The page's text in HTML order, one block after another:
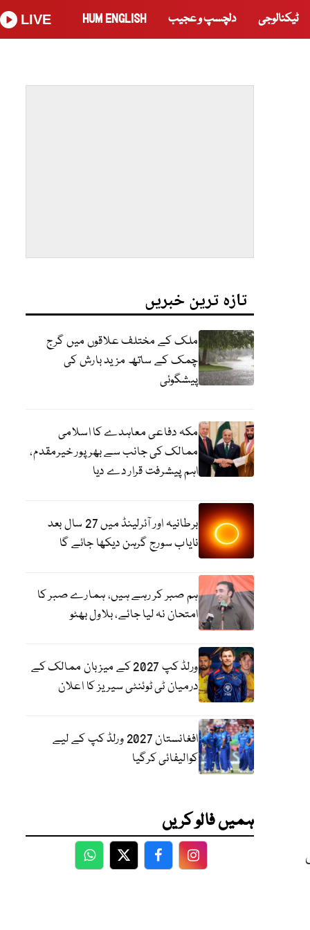
ٹیکنالوجی دلچسپ و عجیب HUM ENGLISH
LIVE
تازہ ترین خبریں
ملک کے مختلف علاقوں میں گرج
چمک کے ساتھ مزید بارش کی
پیشگوئی
مکہ دفاعی معاہدے کا اسلامی
ممالک کی جانب سے بھرپور خیرمقدم،
اہم پیشرفت قرار دے دیا
برطانیہ اور آئرلینڈ میں 27 سال بعد
نایاب سورج گرہن دیکھا جائے گا
ہم صبر کر رہے ہیں، ہمارے صبر کا
امتحان نہ لیا جائے، بلاول بھٹو
ورلڈ کپ 2027 کے میزبان ممالک کے
درمیان ٹی ٹوئنٹی سیریز کا اعلان
افغانستان 2027 ورلڈ کپ کے لیے
کوالیفائی کرگیا
ہمیں فالو کریں
WhatsApp
TwitterFacebookFacebook